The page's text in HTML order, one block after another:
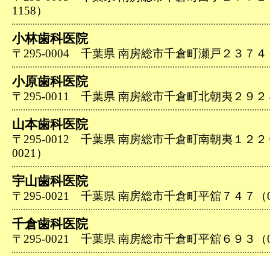
1158）
小林歯科医院
〒295-0004 千葉県 南房総市千倉町瀬戸２３７４
小原歯科医院
〒295-0011 千葉県 南房総市千倉町北朝夷２９２
山本歯科医院
〒295-0012 千葉県 南房総市千倉町南朝夷１２２
0021）
宇山歯科医院
〒295-0021 千葉県 南房総市千倉町平舘７４７（
千倉歯科医院
〒295-0021 千葉県 南房総市千倉町平舘６９３（